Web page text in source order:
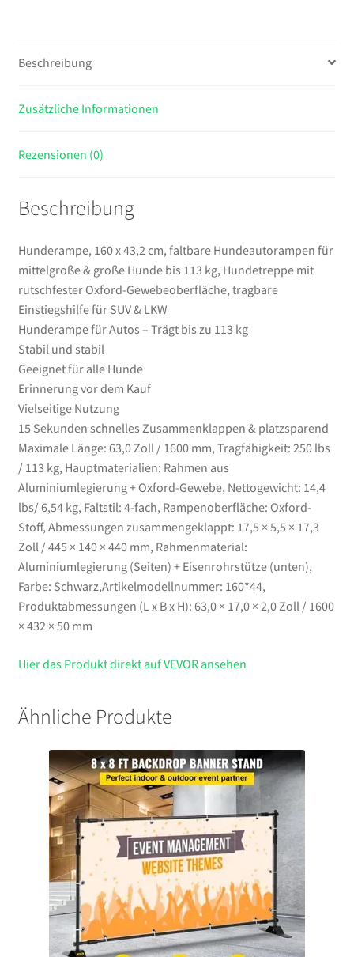
große
bis
kg,
rutschfester
Gewebeoberfläche,
tragbare
Einstiegshilfe
für
SUV
&
LKW
Menge
Beschreibung
Zusätzliche Informationen
Rezensionen (0)
Beschreibung
Hunderampe, 160 x 43,2 cm, faltbare Hundeautorampen für
mittelgroße & große Hunde bis 113 kg, Hundetreppe mit
rutschfester Oxford-Gewebeoberfläche, tragbare
Einstiegshilfe für SUV & LKW
Hunderampe für Autos – Trägt bis zu 113 kg
Stabil und stabil
Geeignet für alle Hunde
Erinnerung vor dem Kauf
Vielseitige Nutzung
15 Sekunden schnelles Zusammenklappen & platzsparend
Maximale Länge: 63,0 Zoll / 1600 mm, Tragfähigkeit: 250 lbs
/ 113 kg, Hauptmaterialien: Rahmen aus
Aluminiumlegierung + Oxford-Gewebe, Nettogewicht: 14,4
lbs/ 6,54 kg, Faltstil: 4-fach, Rampenoberfläche: Oxford-
Stoff, Abmessungen zusammengeklappt: 17,5 × 5,5 × 17,3
Zoll / 445 × 140 × 440 mm, Rahmenmaterial:
Aluminiumlegierung (Seiten) + Eisenrohrstütze (unten),
Farbe: Schwarz,Artikelmodellnummer: 160*44,
Produktabmessungen (L x B x H): 63,0 × 17,0 × 2,0 Zoll / 1600
× 432 × 50 mm
Hier das Produkt direkt auf VEVOR ansehen
Ähnliche Produkte